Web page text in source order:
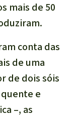
mais de 50
conta das
de uma
de dois sóis
quente e
–, as